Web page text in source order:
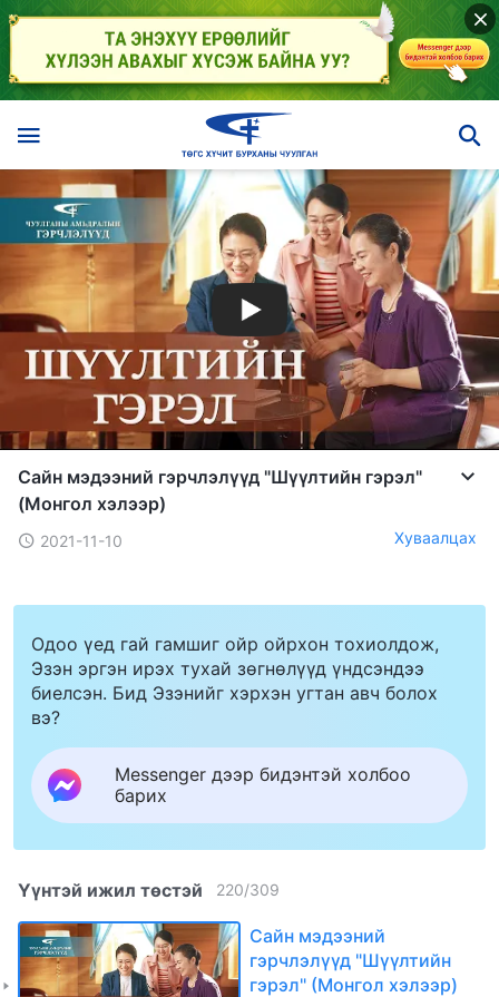
Сайн мэдээний гэрчлэлүүд "Шүүлтийн гэрэл"
(Mонгол хэлээр)
2021-11-10 Хуваалцах
Одоо үед гай гамшиг ойр ойрхон тохиолдож,
Эзэн эргэн ирэх тухай зөгнөлүүд үндсэндээ
биелсэн. Бид Эзэнийг хэрхэн угтан авч болох
вэ?
Messenger дээр бидэнтэй холбоо
барих
Үүнтэй ижил төстэй 220/309
Сайн мэдээний
гэрчлэлүүд "Шүүлтийн
гэрэл" (Mонгол хэлээр)